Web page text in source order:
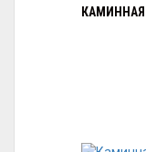
КАМИННАЯ